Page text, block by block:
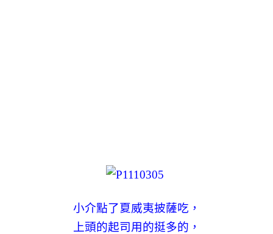
小介點了夏威夷披薩吃，
上頭的起司用的挺多的，